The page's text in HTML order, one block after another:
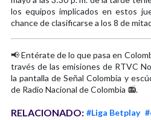
los equipos implicados en estos
chance de clasificarse a los 8 de
📢 Entérate de lo que pasa en
través de las emisiones de RTVC
la pantalla de Señal Colombia y
de Radio Nacional de Colombia 📻.
RELACIONADO: #Liga Betplay